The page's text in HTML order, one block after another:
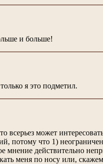
и больше!
я это подметил.
может
потому что 1)
мнение действительно
меня по носу или,